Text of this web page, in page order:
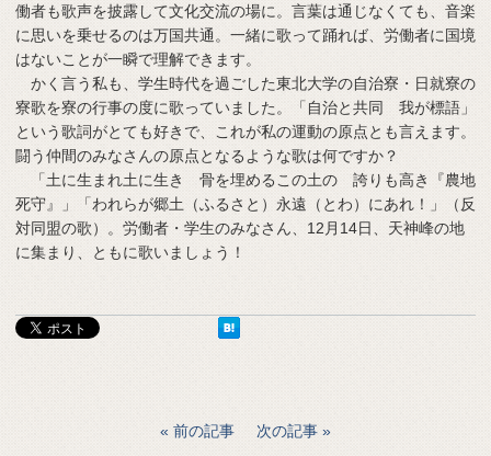
働者も歌声を披露して文化交流の場に。言葉は通じなくても、音楽
に思いを乗せるのは万国共通。一緒に歌って踊れば、労働者に国境
はないことが一瞬で理解できます。
かく言う私も、学生時代を過ごした東北大学の自治寮・日就寮の
寮歌を寮の行事の度に歌っていました。「自治と共同 我が標語」
という歌詞がとても好きで、これが私の運動の原点とも言えます。
闘う仲間のみなさんの原点となるような歌は何ですか？
「土に生まれ土に生き 骨を埋めるこの土の 誇りも高き『農地
死守』」「われらが郷土（ふるさと）永遠（とわ）にあれ！」（反
対同盟の歌）。労働者・学生のみなさん、12月14日、天神峰の地
に集まり、ともに歌いましょう！
前の記事 次の記事